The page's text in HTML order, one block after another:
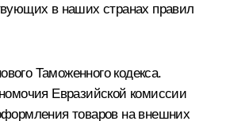
в наших странах правил
Таможенного кодекса.
Евразийской комиссии
товаров на внешних